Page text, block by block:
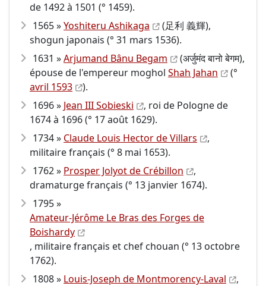
de 1492 à 1501 (° 1459).
1565 »Yoshiteru Ashikaga
(足利 義輝),
shogun japonais (° 31 mars 1536).
1631 »Arjumand Bânu Begam
(अर्जुमंद बानो बेगम),
épouse de l'empereur moghol Shah Jahan
(°
avril 1593
).
1696 » Jean III Sobieski
, roi de Pologne de
1674 à 1696 (° 17 août 1629).
1734 » Claude Louis Hector de Villars
,
militaire français (° 8 mai 1653).
1762 » Prosper Jolyot de Crébillon
,
dramaturge français (° 13 janvier 1674).
1795 »
Amateur-Jérôme Le Bras des Forges de
Boishardy
, militaire français et chef chouan (° 13 octobre
1762).
1808 » Louis-Joseph de Montmorency-Laval
,